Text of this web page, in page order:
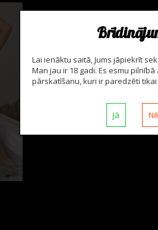
Lai ienāktu saitā, Jums jāpiekrīt
Man jau ir 18 gadi. Es esmu
pārskatīšanu, kuri ir paredzēti
Jā Nē